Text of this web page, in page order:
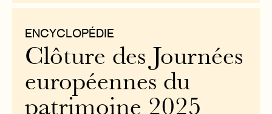
ENCYCLOPÉDIE
Clôture des Journées
européennes du
patrimoine 2025